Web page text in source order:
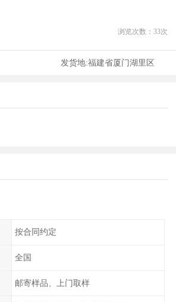
浏览次数： 33次
发货地:福建省厦门湖里区
按合同约定
全国
邮寄样品、上门取样